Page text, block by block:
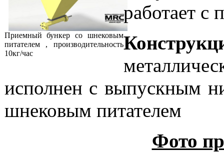
Приемный бункер со шнековым
питателем , производительность
10кг/час
работает с
исполнен с выпускным
шнековым питателем
Фото